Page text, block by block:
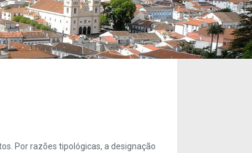
Por razões tipológicas, a designação